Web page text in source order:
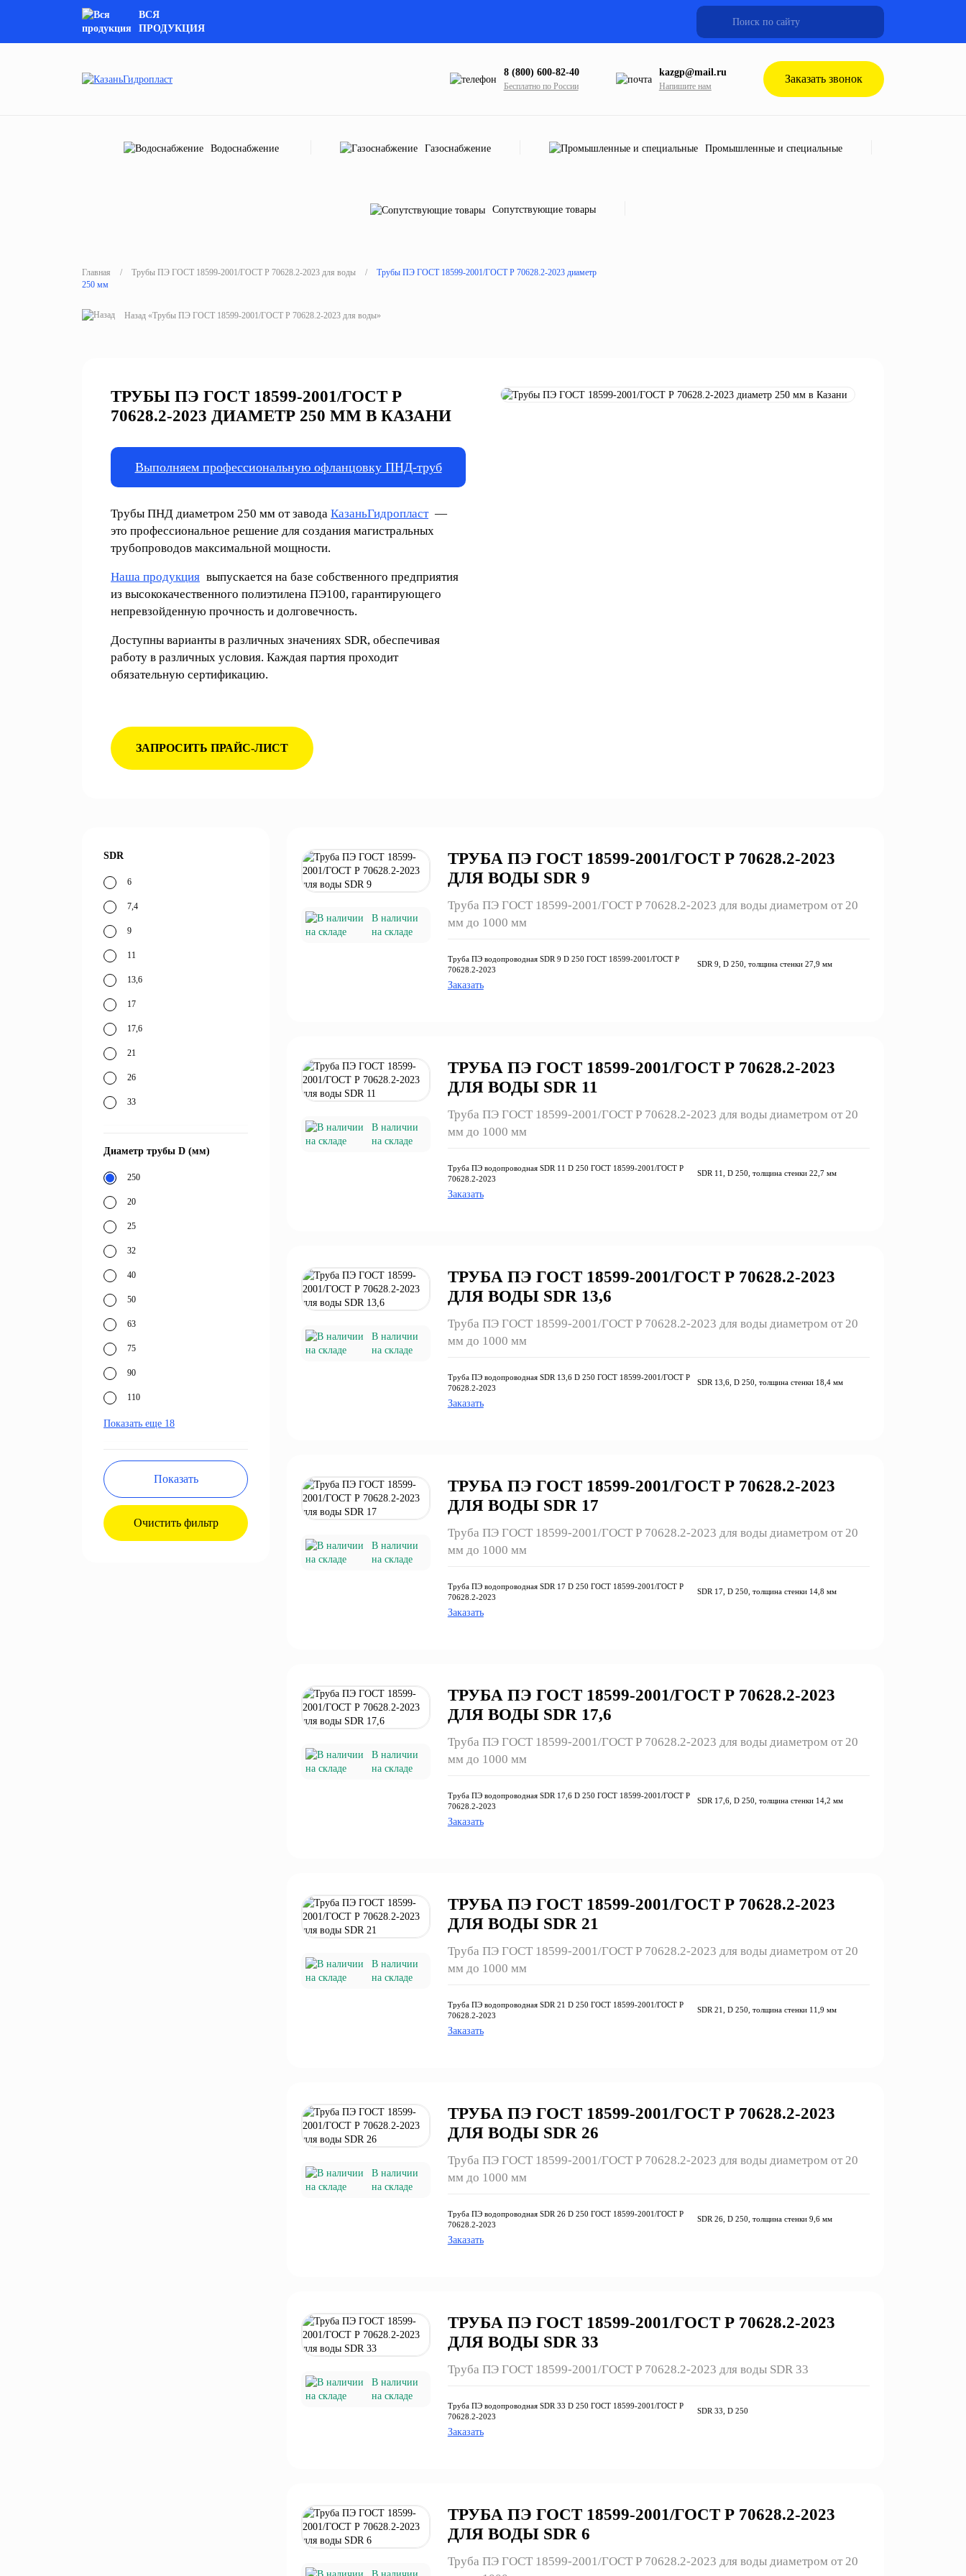
ВСЯ
ПРОДУКЦИЯ
8 (800) 600-82-40
Бесплатно по России
kazgp@mail.ru
Напишите нам
Заказать звонок
Водоснабжение Газоснабжение Промышленные и специальные
Сопутствующие товары
Главная / Трубы ПЭ ГОСТ 18599-2001/ГОСТ Р 70628.2-2023 для воды /
Трубы ПЭ ГОСТ 18599-2001/ГОСТ Р 70628.2-2023 диаметр
250 мм
Назад «Трубы ПЭ ГОСТ 18599-2001/ГОСТ Р 70628.2-2023 для воды»
ТРУБЫ ПЭ ГОСТ 18599-2001/ГОСТ Р
70628.2-2023 ДИАМЕТР 250 ММ В КАЗАНИ
Выполняем профессиональную офланцовку ПНД-труб
Трубы ПНД диаметром 250 мм от завода КазаньГидропласт —
это профессиональное решение для создания магистральных
трубопроводов максимальной мощности.
Наша продукция выпускается на базе собственного предприятия
из высококачественного полиэтилена ПЭ100, гарантирующего
непревзойденную прочность и долговечность.
Доступны варианты в различных значениях SDR, обеспечивая
работу в различных условия. Каждая партия проходит
обязательную сертификацию.
ЗАПРОСИТЬ ПРАЙС-ЛИСТ
SDR
6
7,4
9
11
13,6
17
17,6
21
26
33
Диаметр трубы D (мм)
250
20
25
32
40
50
63
75
90
110
Показать еще 18
Показать
Очистить фильтр
В наличии
на складе
ТРУБА ПЭ ГОСТ 18599-2001/ГОСТ Р 70628.2-2023
ДЛЯ ВОДЫ SDR 9
Труба ПЭ ГОСТ 18599-2001/ГОСТ Р 70628.2-2023 для воды диаметром от 20
мм до 1000 мм
Труба ПЭ водопроводная SDR 9 D 250 ГОСТ 18599-2001/ГОСТ Р
70628.2-2023
SDR 9, D 250, толщина стенки 27,9 мм
Заказать
В наличии
на складе
ТРУБА ПЭ ГОСТ 18599-2001/ГОСТ Р 70628.2-2023
ДЛЯ ВОДЫ SDR 11
Труба ПЭ ГОСТ 18599-2001/ГОСТ Р 70628.2-2023 для воды диаметром от 20
мм до 1000 мм
Труба ПЭ водопроводная SDR 11 D 250 ГОСТ 18599-2001/ГОСТ Р
70628.2-2023
SDR 11, D 250, толщина стенки 22,7 мм
Заказать
В наличии
на складе
ТРУБА ПЭ ГОСТ 18599-2001/ГОСТ Р 70628.2-2023
ДЛЯ ВОДЫ SDR 13,6
Труба ПЭ ГОСТ 18599-2001/ГОСТ Р 70628.2-2023 для воды диаметром от 20
мм до 1000 мм
Труба ПЭ водопроводная SDR 13,6 D 250 ГОСТ 18599-2001/ГОСТ Р
70628.2-2023
SDR 13,6, D 250, толщина стенки 18,4 мм
Заказать
В наличии
на складе
ТРУБА ПЭ ГОСТ 18599-2001/ГОСТ Р 70628.2-2023
ДЛЯ ВОДЫ SDR 17
Труба ПЭ ГОСТ 18599-2001/ГОСТ Р 70628.2-2023 для воды диаметром от 20
мм до 1000 мм
Труба ПЭ водопроводная SDR 17 D 250 ГОСТ 18599-2001/ГОСТ Р
70628.2-2023
SDR 17, D 250, толщина стенки 14,8 мм
Заказать
В наличии
на складе
ТРУБА ПЭ ГОСТ 18599-2001/ГОСТ Р 70628.2-2023
ДЛЯ ВОДЫ SDR 17,6
Труба ПЭ ГОСТ 18599-2001/ГОСТ Р 70628.2-2023 для воды диаметром от 20
мм до 1000 мм
Труба ПЭ водопроводная SDR 17,6 D 250 ГОСТ 18599-2001/ГОСТ Р
70628.2-2023
SDR 17,6, D 250, толщина стенки 14,2 мм
Заказать
В наличии
на складе
ТРУБА ПЭ ГОСТ 18599-2001/ГОСТ Р 70628.2-2023
ДЛЯ ВОДЫ SDR 21
Труба ПЭ ГОСТ 18599-2001/ГОСТ Р 70628.2-2023 для воды диаметром от 20
мм до 1000 мм
Труба ПЭ водопроводная SDR 21 D 250 ГОСТ 18599-2001/ГОСТ Р
70628.2-2023
SDR 21, D 250, толщина стенки 11,9 мм
Заказать
В наличии
на складе
ТРУБА ПЭ ГОСТ 18599-2001/ГОСТ Р 70628.2-2023
ДЛЯ ВОДЫ SDR 26
Труба ПЭ ГОСТ 18599-2001/ГОСТ Р 70628.2-2023 для воды диаметром от 20
мм до 1000 мм
Труба ПЭ водопроводная SDR 26 D 250 ГОСТ 18599-2001/ГОСТ Р
70628.2-2023
SDR 26, D 250, толщина стенки 9,6 мм
Заказать
В наличии
на складе
ТРУБА ПЭ ГОСТ 18599-2001/ГОСТ Р 70628.2-2023
ДЛЯ ВОДЫ SDR 33
Труба ПЭ ГОСТ 18599-2001/ГОСТ Р 70628.2-2023 для воды SDR 33
Труба ПЭ водопроводная SDR 33 D 250 ГОСТ 18599-2001/ГОСТ Р
70628.2-2023
SDR 33, D 250
Заказать
ТРУБА ПЭ ГОСТ 18599-2001/ГОСТ Р 70628.2-2023
ДЛЯ ВОДЫ SDR 6
Труба ПЭ ГОСТ 18599-2001/ГОСТ Р 70628.2-2023 для воды диаметром от 20